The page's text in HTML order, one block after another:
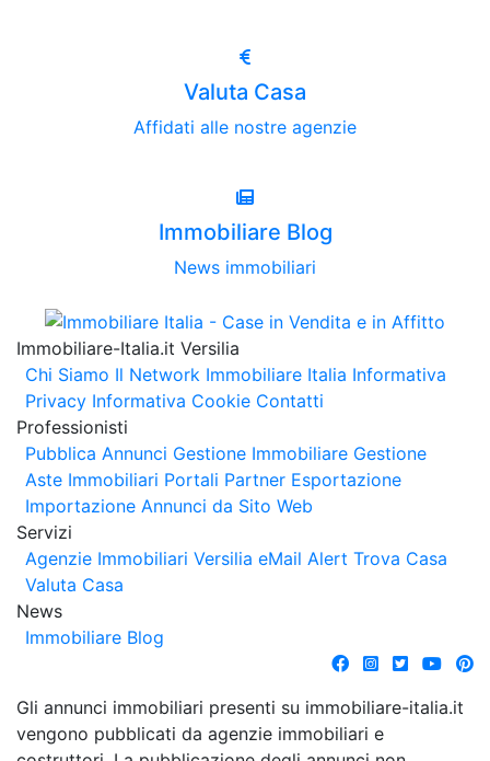
Valuta Casa
Affidati alle nostre agenzie
Immobiliare Blog
News immobiliari
Immobiliare-Italia.it Versilia
Chi Siamo Il Network Immobiliare Italia Informativa
Privacy Informativa Cookie Contatti
Professionisti
Pubblica Annunci Gestione Immobiliare Gestione
Aste Immobiliari Portali Partner Esportazione
Importazione Annunci da Sito Web
Servizi
Agenzie Immobiliari Versilia eMail Alert Trova Casa
Valuta Casa
News
Immobiliare Blog
Gli annunci immobiliari presenti su immobiliare-italia.it
vengono pubblicati da agenzie immobiliari e